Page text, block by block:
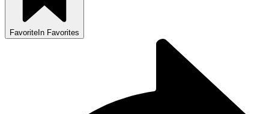
Favorite In Favorites